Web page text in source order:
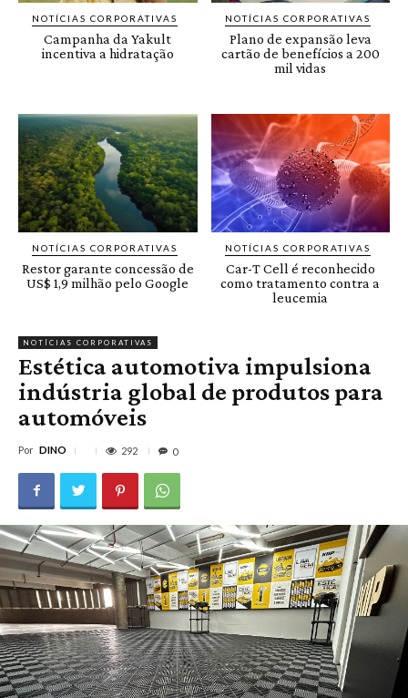
NOTÍCIAS CORPORATIVAS
Campanha da Yakult
incentiva a hidratação
NOTÍCIAS CORPORATIVAS
Plano de expansão leva
cartão de benefícios a 200
mil vidas
NOTÍCIAS CORPORATIVAS
Restor garante concessão de
US$ 1,9 milhão pelo Google
NOTÍCIAS CORPORATIVAS
Car-T Cell é reconhecido
como tratamento contra a
leucemia